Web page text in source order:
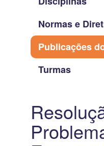
Normas e
Publicações
Turmas